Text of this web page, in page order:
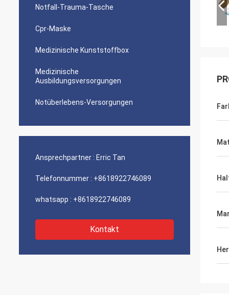
Notfall-Trauma-Tasche
Cpr-Maske
Medizinische Kunststoffbox
Medizinische
Ausbildungsversorgungen
Notüberlebens-Versorgungen
Ansprechpartner : Erric Tan
Telefonnummer : +8618922746089
whatsapp : +8618922746089
Kontakt